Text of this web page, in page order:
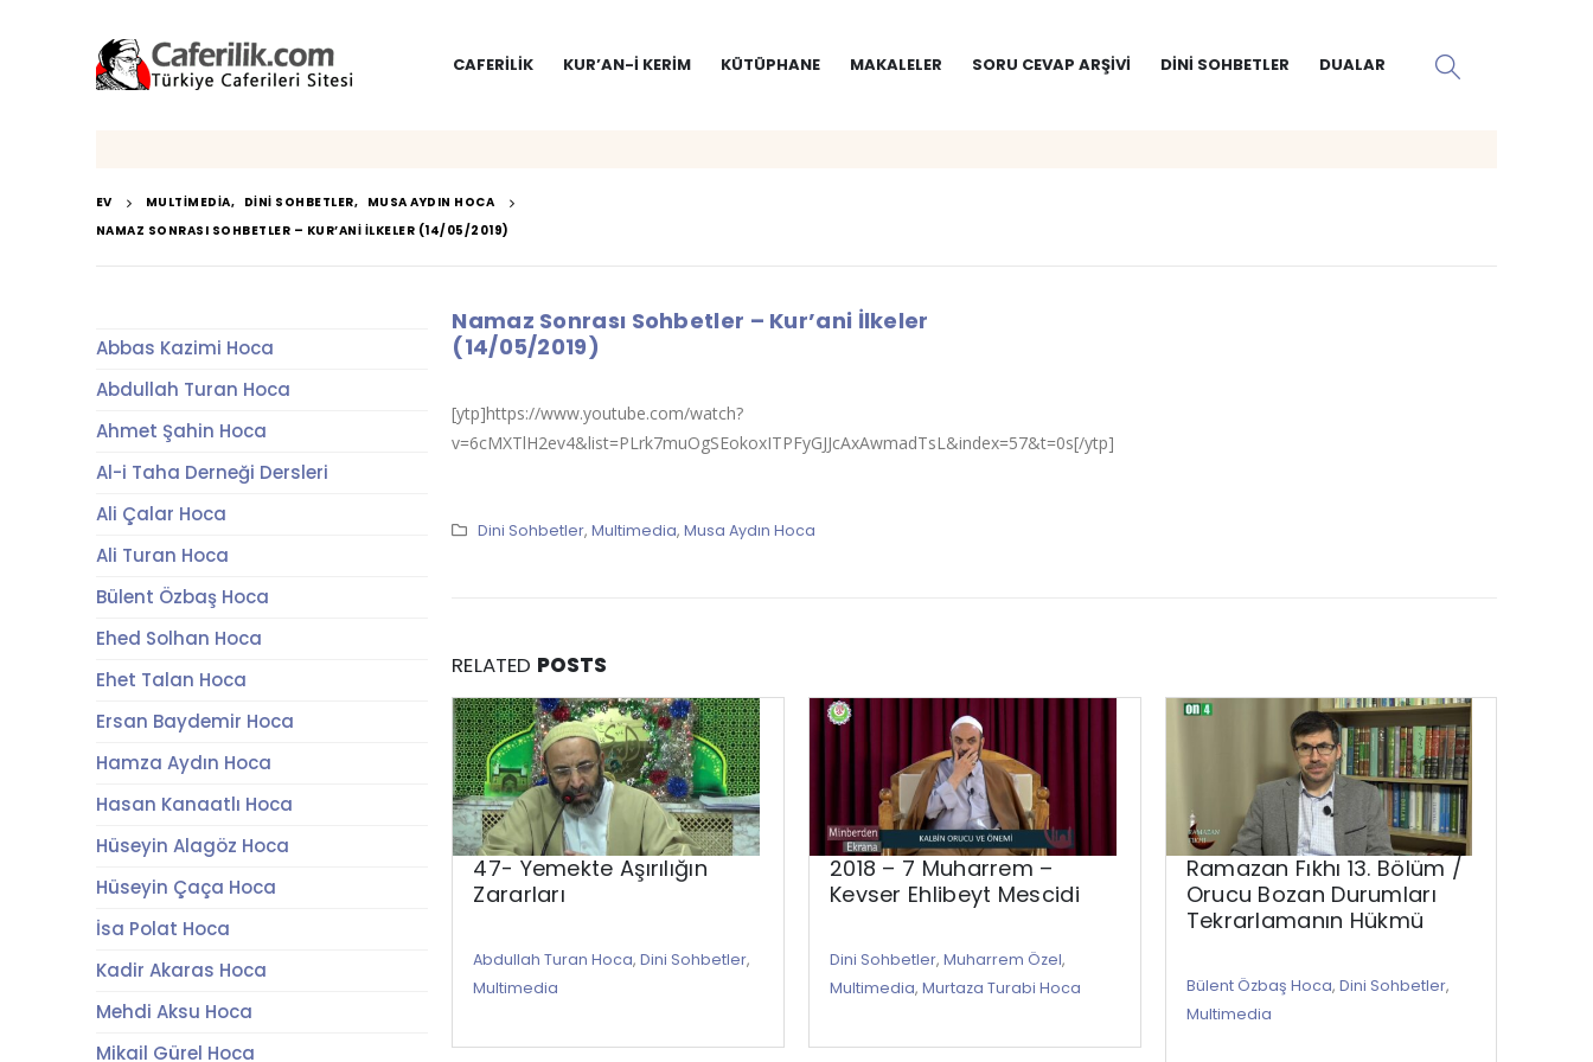
CAFERILIK KUR’AN-I KERIM KÜTÜPHANE MAKALELER SORU CEVAP ARŞIVI DINI SOHBETLER DUALAR
EV MULTIMEDIA, DINI SOHBETLER, MUSA AYDIN HOCA
NAMAZ SONRASI SOHBETLER – KUR’ANI İLKELER (14/05/2019)
Namaz Sonrası Sohbetler – Kur’ani İlkeler
(14/05/2019)
[ytp]https://www.youtube.com/watch?
v=6cMXTlH2ev4&list=PLrk7muOgSEokoxITPFyGJJcAxAwmadTsL&index=57&t=0s[/ytp]
Dini Sohbetler, Multimedia, Musa Aydın Hoca
RELATED POSTS
47- Yemekte Aşırılığın
Zararları
Abdullah Turan Hoca,Dini Sohbetler,
Multimedia
2018 – 7 Muharrem –
Kevser Ehlibeyt Mescidi
Dini Sohbetler, Muharrem Özel,
Multimedia, Murtaza Turabi Hoca
Ramazan Fıkhı 13. Bölüm /
Orucu Bozan Durumları
Tekrarlamanın Hükmü
Bülent Özbaş Hoca, Dini Sohbetler,
Multimedia
Abbas Kazimi Hoca
Abdullah Turan Hoca
Ahmet Şahin Hoca
Al-i Taha Derneği Dersleri
Ali Çalar Hoca
Ali Turan Hoca
Bülent Özbaş Hoca
Ehed Solhan Hoca
Ehet Talan Hoca
Ersan Baydemir Hoca
Hamza Aydın Hoca
Hasan Kanaatlı Hoca
Hüseyin Alagöz Hoca
Hüseyin Çaça Hoca
İsa Polat Hoca
Kadir Akaras Hoca
Mehdi Aksu Hoca
Mikail Gürel Hoca